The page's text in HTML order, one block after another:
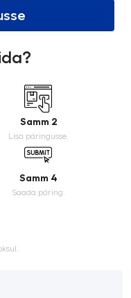
Samm 2
Lisa päringusse.
Samm 4
Saada päring.